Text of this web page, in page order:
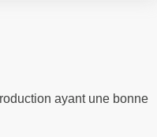
ayant une bonne